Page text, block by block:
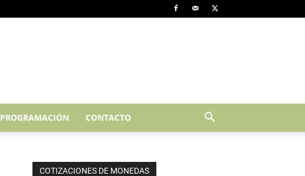
PROGRAMACIÓN CONTACTO
COTIZACIONES DE MONEDAS